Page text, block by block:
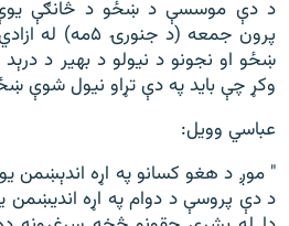
د دې موسسې د ښځو د څانګې
پرون جمعه (د
ښځو او نجونو د نیولو د بهیر د
وکړ چې باید په دې تړاو نیول
عباسي وویل:
" موږ د هغو کسانو په اړه اندېښمن
د دې پروسې د دوام په اړه اندیښمن